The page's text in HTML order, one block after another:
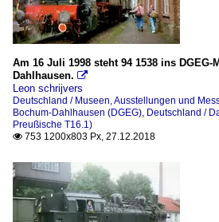
Am 16 Juli 1998 steht 94 1538 ins
Dahlhausen. 
Leon schrijvers
Deutschland / Museen, Ausstellungen und
Bochum-Dahlhausen (DGEG), Deutschland /
Preußische T16.1)
 753 1200x803 Px, 27.12.2018